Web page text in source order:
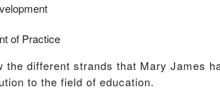
of Practice
different strands that Mary James
to the field of education.